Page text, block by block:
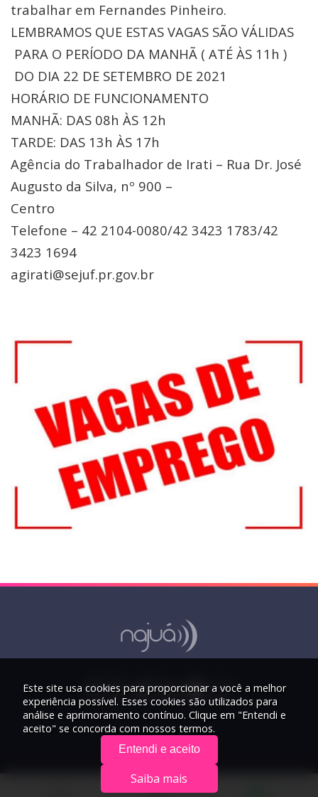
trabalhar em Fernandes Pinheiro.
LEMBRAMOS QUE ESTAS VAGAS SÃO VÁLIDAS
PARA O PERÍODO DA MANHÃ ( ATÉ ÀS 11h )
DO DIA 22 DE SETEMBRO DE 2021
HORÁRIO DE FUNCIONAMENTO
MANHÃ: DAS 08h ÀS 12h
TARDE: DAS 13h ÀS 17h
Agência do Trabalhador de Irati – Rua Dr. José
Augusto da Silva, nº 900 –
Centro
Telefone – 42 2104-0080/42 3423 1783/42
3423 1694
agirati@sejuf.pr.gov.br
© 2026 Rádio Najuá - Todos os direitos reservados.
Este site usa cookies para proporcionar a você a melhor
experiência possível. Esses cookies são utilizados para
análise e aprimoramento contínuo. Clique em "Entendi e
aceito" se concorda com nossos termos.
Entendi e aceito
Saiba mais